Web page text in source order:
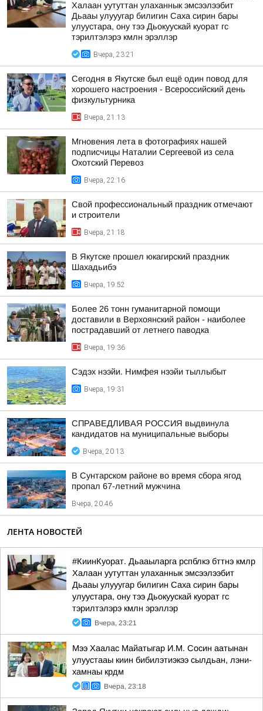
Халаан уутуттан улаханнык эмсээлээбит
Дьааы улууугар билигин Саха сирин бары
улуустара, ону тээ Дьокуускай куорат гс
тэрилтэлэрэ кмлн эрэллэр
Вчера, 23:21
Сегодня в Якутске был ещё один повод для
хорошего настроения - Всероссийский день
физкультурника
Вчера, 21:13
Мгновения лета в фотографиях нашей
подписчицы Наталии Сергеевой из села
Охотский Перевоз
Вчера, 22:16
Свой профессиональный праздник отмечают
и строители
Вчера, 21:18
В Якутске прошел юкагирский праздник
Шахадьибэ
Вчера, 19:52
Более 26 тонн гуманитарной помощи
доставили в Верхоянский район - наиболее
пострадавший от летнего паводка
Вчера, 19:36
Сэдэх нээйи. Нимфея нээйи тыллыбыт
Вчера, 19:31
СПРАВЕДЛИВАЯ РОССИЯ выдвинула
кандидатов на муниципальные выборы
Вчера, 20:13
В Сунтарском районе во время сбора ягод
пропал 67-летний мужчина
Вчера, 20:46
ЛЕНТА НОВОСТЕЙ
#КиинКуорат. Дьааыларга рспблкэ бттнэ кмлр
Халаан уутуттан улаханнык эмсээлээбит
Дьааы улууугар билигин Саха сирин бары
улуустара, ону тээ Дьокуускай куорат гс
тэрилтэлэрэ кмлн эрэллэр
Вчера, 23:21
Мээ Хаалас Майатыгар И.М. Сосин аатынан
улуустааы киин бибилэтиэкээ сылдьан, лэни-
хамнаы крдм
Вчера, 23:18